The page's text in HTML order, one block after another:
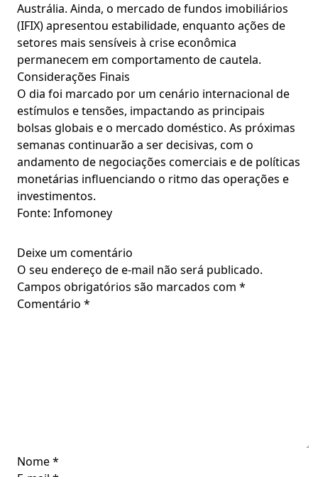
Austrália. Ainda, o mercado de fundos imobiliários
(IFIX) apresentou estabilidade, enquanto ações de
setores mais sensíveis à crise econômica
permanecem em comportamento de cautela.
Considerações Finais
O dia foi marcado por um cenário internacional de
estímulos e tensões, impactando as principais
bolsas globais e o mercado doméstico. As próximas
semanas continuarão a ser decisivas, com o
andamento de negociações comerciais e de políticas
monetárias influenciando o ritmo das operações e
investimentos.
Fonte: Infomoney
Deixe um comentário
O seu endereço de e-mail não será publicado.
Campos obrigatórios são marcados com *
Comentário *
Nome*